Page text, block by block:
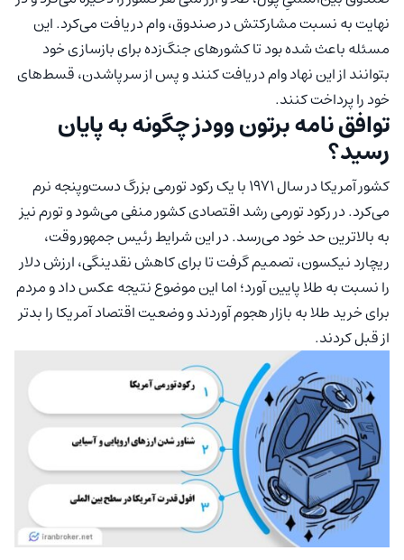
نهایت به نسبت مشارکتش در صندوق، وام دریافت می‌کرد. این
مسئله باعث شده بود تا کشورهای جنگ‌زده برای بازسازی خود
بتوانند از این نهاد وام دریافت کنند و پس از سرپاشدن، قسط‌های
خود را پرداخت کنند.
توافق نامه برتون وودز چگونه به پایان
رسید؟
کشور آمریکا در سال ۱۹۷۱ با یک رکود تورمی بزرگ دست‌وپنجه نرم
می‌کرد. در رکود تورمی رشد اقتصادی کشور منفی می‌شود و تورم نیز
به بالاترین حد خود می‌رسد. در این شرایط رئیس جمهور وقت،
ریچارد نیکسون، تصمیم گرفت تا برای کاهش نقدینگی، ارزش دلار
را نسبت به طلا پایین آورد؛ اما این موضوع نتیجه عکس داد و مردم
برای خرید طلا به بازار هجوم آوردند و وضعیت اقتصاد آمریکا را بدتر
از قبل کردند.